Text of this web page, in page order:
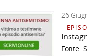
26
Fonte: